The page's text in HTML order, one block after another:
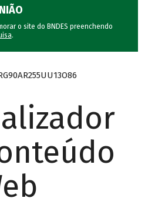
o site do BNDES preenchendo
.